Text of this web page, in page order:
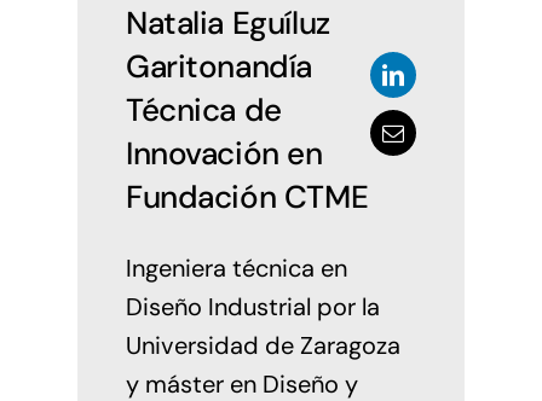
Natalia Eguíluz
Garitonandía
Técnica de
Innovación en
Fundación CTME
Ingeniera técnica en
Diseño Industrial por la
Universidad de Zaragoza
y máster en Diseño y